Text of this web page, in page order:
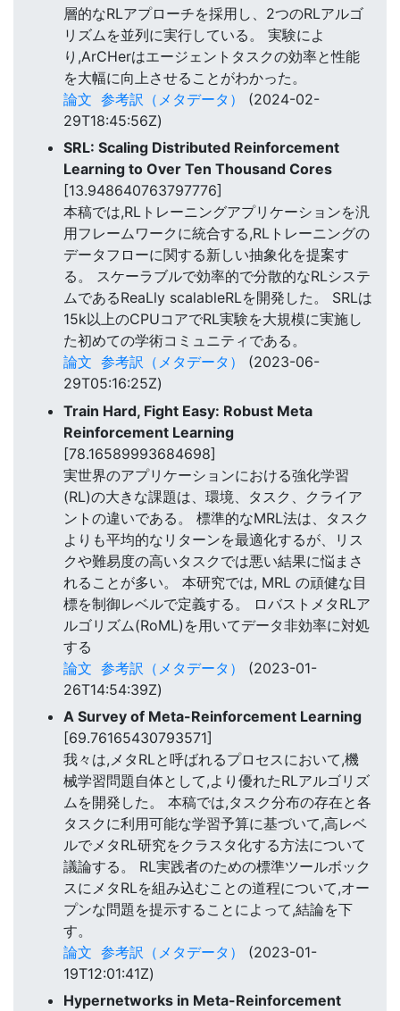
層的なRLアプローチを採用し、2つのRLアルゴ
リズムを並列に実行している。 実験によ
り,ArCHerはエージェントタスクの効率と性能
を大幅に向上させることがわかった。
論文 参考訳（メタデータ）
(2024-02-
29T18:45:56Z)
SRL: Scaling Distributed Reinforcement
Learning to Over Ten Thousand Cores
[13.948640763797776]
本稿では,RLトレーニングアプリケーションを汎
用フレームワークに統合する,RLトレーニングの
データフローに関する新しい抽象化を提案す
る。 スケーラブルで効率的で分散的なRLシステ
ムであるReaLly scalableRLを開発した。 SRLは
15k以上のCPUコアでRL実験を大規模に実施し
た初めての学術コミュニティである。
論文 参考訳（メタデータ）
(2023-06-
29T05:16:25Z)
Train Hard, Fight Easy: Robust Meta
Reinforcement Learning
[78.16589993684698]
実世界のアプリケーションにおける強化学習
(RL)の大きな課題は、環境、タスク、クライア
ントの違いである。 標準的なMRL法は、タスク
よりも平均的なリターンを最適化するが、リス
クや難易度の高いタスクでは悪い結果に悩まさ
れることが多い。 本研究では, MRL の頑健な目
標を制御レベルで定義する。 ロバストメタRLア
ルゴリズム(RoML)を用いてデータ非効率に対処
する
論文 参考訳（メタデータ）
(2023-01-
26T14:54:39Z)
A Survey of Meta-Reinforcement Learning
[69.76165430793571]
我々は,メタRLと呼ばれるプロセスにおいて,機
械学習問題自体として,より優れたRLアルゴリズ
ムを開発した。 本稿では,タスク分布の存在と各
タスクに利用可能な学習予算に基づいて,高レベ
ルでメタRL研究をクラスタ化する方法について
議論する。 RL実践者のための標準ツールボック
スにメタRLを組み込むことの道程について,オー
プンな問題を提示することによって,結論を下
す。
論文 参考訳（メタデータ）
(2023-01-
19T12:01:41Z)
Hypernetworks in Meta-Reinforcement